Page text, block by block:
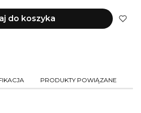
do koszyka
PRODUKTY POWIĄZANE